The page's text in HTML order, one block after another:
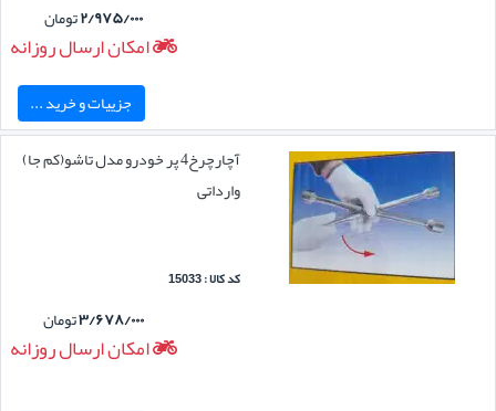
۲/۹۷۵/۰۰۰تومان
امکان ارسال روزانه
جزییات و خرید ...
آچارچرخ4 پر خودرو مدل تاشو(کم جا)
وارداتی
کد کالا : 15033
۳/۶۷۸/۰۰۰تومان
امکان ارسال روزانه